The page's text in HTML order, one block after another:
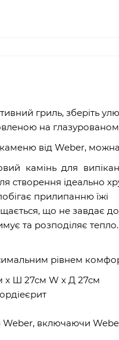
гриль, зберіть
на
від Weber,
камінь для
створення ідеально
прилипанню їжі
що не завдає
та розподіляє тепло.
рівнем
x Ш 27см W x Д 27см
Weber, включаючи